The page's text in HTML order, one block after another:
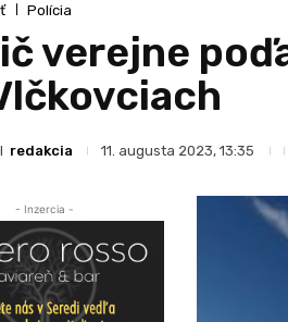
Polícia
verejne
redakcia 11. augusta 2023, 13:35
- Inzercia -